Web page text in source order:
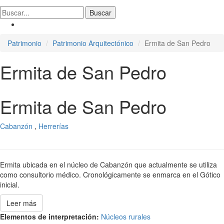
Patrimonio Patrimonio Arquitectónico Ermita de San Pedro
Ermita de San Pedro
Ermita de San Pedro
Cabanzón , Herrerías
Ermita ubicada en el núcleo de Cabanzón que actualmente se utiliza
como consultorio médico. Cronológicamente se enmarca en el Gótico
inicial.
Leer más
Elementos de interpretación: Núcleos rurales